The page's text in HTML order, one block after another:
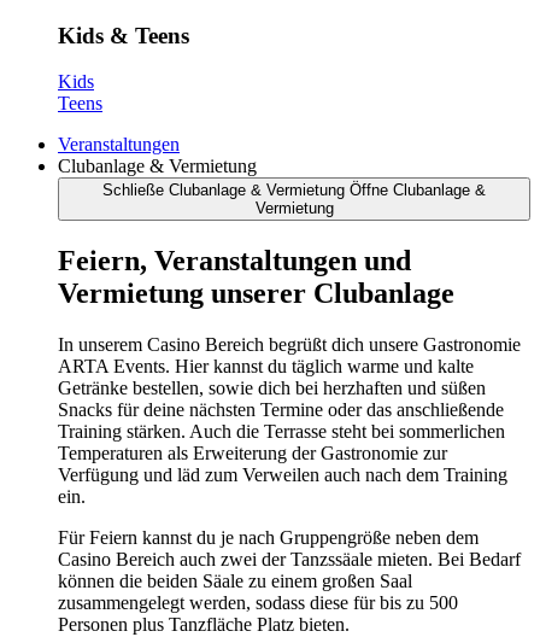
Kids & Teens
Kids
Teens
Veranstaltungen
Clubanlage & Vermietung
Schließe Clubanlage & Vermietung Öffne Clubanlage &
Vermietung
Feiern, Veranstaltungen und
Vermietung unserer Clubanlage
In unserem Casino Bereich begrüßt dich unsere Gastronomie
ARTA Events. Hier kannst du täglich warme und kalte
Getränke bestellen, sowie dich bei herzhaften und süßen
Snacks für deine nächsten Termine oder das anschließende
Training stärken. Auch die Terrasse steht bei sommerlichen
Temperaturen als Erweiterung der Gastronomie zur
Verfügung und läd zum Verweilen auch nach dem Training
ein.
Für Feiern kannst du je nach Gruppengröße neben dem
Casino Bereich auch zwei der Tanzssäale mieten. Bei Bedarf
können die beiden Säale zu einem großen Saal
zusammengelegt werden, sodass diese für bis zu 500
Personen plus Tanzfläche Platz bieten.